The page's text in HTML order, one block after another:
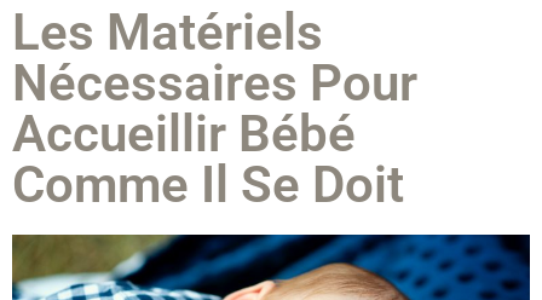
Les Matériels
Nécessaires Pour
Accueillir Bébé
Comme Il Se Doit